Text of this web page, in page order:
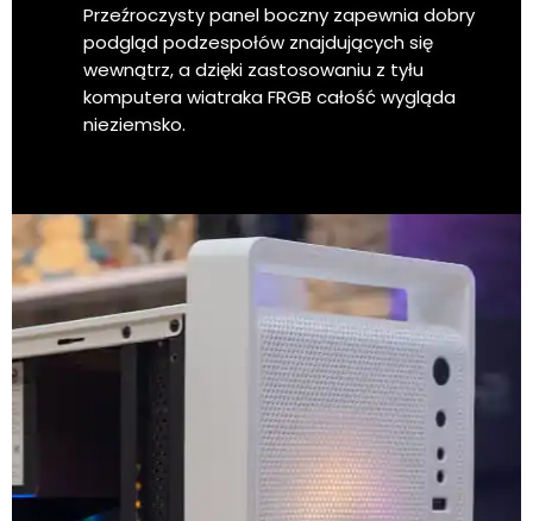
Przeźroczysty panel boczny zapewnia dobry
podgląd podzespołów znajdujących się
wewnątrz, a dzięki zastosowaniu z tyłu
komputera wiatraka FRGB całość wygląda
nieziemsko.